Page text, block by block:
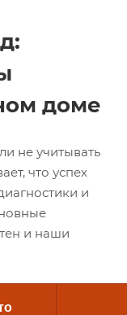
доме
не учитывать
что успех
и
и наши